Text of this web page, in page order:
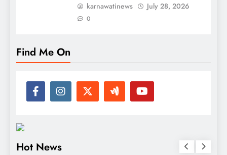
karnawatinews July 28, 2026
0
Find Me On
Hot News